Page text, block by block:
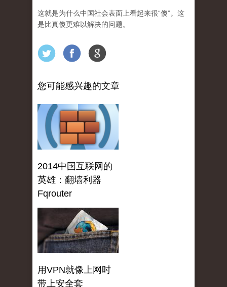
这就是为什么中国社会表面上看起来很“傻”。这
是比真傻更难以解决的问题。
您可能感兴趣的文章
2014中国互联网的
英雄：翻墙利器
Fqrouter
用VPN就像上网时
带上安全套